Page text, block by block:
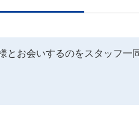
会いするのをスタッフ一